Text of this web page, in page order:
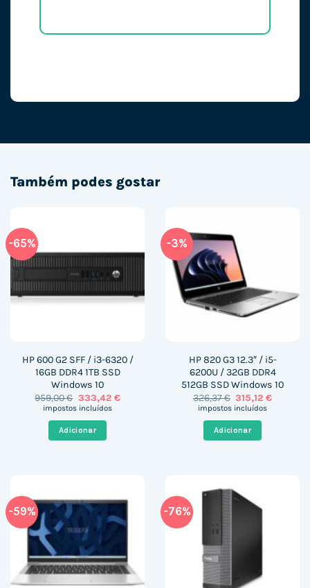
Também podes gostar
-65%
HP 600 G2 SFF / i3-6320 /
16GB DDR4 1TB SSD
Windows 10
959,00€ O
preço
era:
959,00 €.
333,42 €O
impostos incluídos
Adicionar
-3%
HP 820 G3 12.3″ / i5-
6200U / 32GB DDR4
512GB SSD Windows 10
326,37€ O
preço
era:
326,37 €.
315,12€O
impostos incluídos
Adicionar
-59% -76%